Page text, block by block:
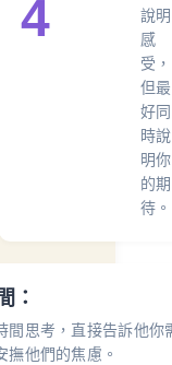
4
說明
感
受，
但最
好同
時說
明你
的期
待。
：
間思考，直接告訴他你
撫他們的焦慮。